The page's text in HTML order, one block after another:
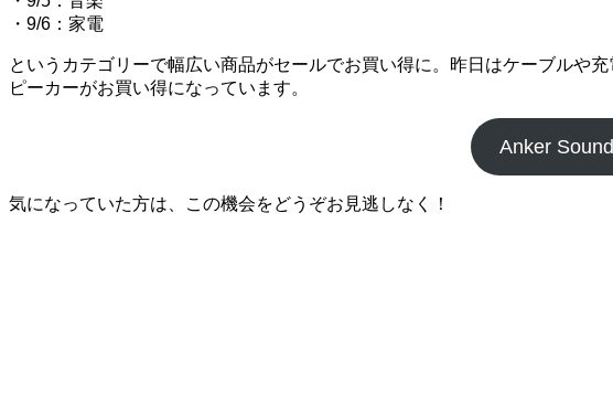
・9/6：家電
というカテゴリーで幅広い商品がセールでお買い得に。昨日はケーブルや
ピーカーがお買い得になっています。
Anker
気になっていた方は、この機会をどうぞお見逃しなく！